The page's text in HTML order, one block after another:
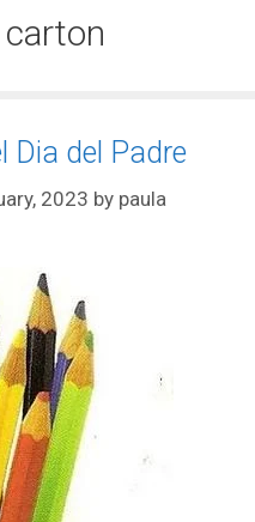
Dia del Padre
2023 by paula